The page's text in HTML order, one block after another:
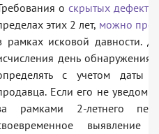
о скрытых дефектах
этих 2 лет, можно
рамках исковой давности.
день обнаружения
с учетом даты
Если его не
рамками 2-летнего
выявление